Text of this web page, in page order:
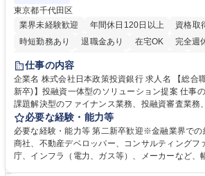
東京都千代田区
業界未経験歓迎
年間休日120日以上 資格取
時短勤務あり
退職金あり 在宅OK 完全週
駅近5分以内
食事補助あり
託児所あり
仕事の内容
企業名 株式会社日本政策投資銀行 求人名 【総合職/ポテンシャル採用(第2
新卒)】投融資一体型のソリューション提案 仕事の内容 DBJの総合職は、
課題解決型のファイナンス業務、投融資審査業務
リー業務、地域戦略企画業務など、多様な業務に
掛け合わせて広く社会に貢献していく職種です。 入社後は、横断的なロー
テーションを経て適性や専門性に応じたキャリア
す。総合職として入社いただき、下記いずれかの
必要な経験・能力等
必要な経験・能力等 第二新卒歓迎※金融業界での
商社、不動産デベロッパー、コンサルティングフ
庁、インフラ（電力、ガス等）、メーカーなど、